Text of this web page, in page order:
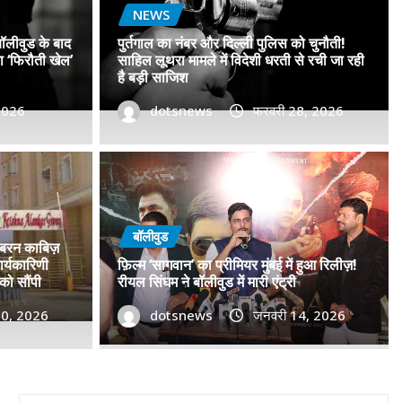
नंबरों का जाल, बॉलीवुड के बाद
पर! मुंबई जैसा ‘फिरौती खेल’
0
के बाद
खेल’
NEWS
पुर्तगाल का नंबर और दिल्ली पुलिस को चुनौती!
साहिल लूथरा मामले में विदेशी धरती से रची जा रही
है बड़ी साजिश
dotsnews फरवरी 28, 2026
काबिज़
सौंपी
2026
बॉलीवुड
फ़िल्म ‘सागवान’ का प्रीमियर मुंबई में हुआ रिलीज़!
रीयल सिंघम ने बॉलीवुड में मारी एंट्री
dotsnews जनवरी 14, 2026